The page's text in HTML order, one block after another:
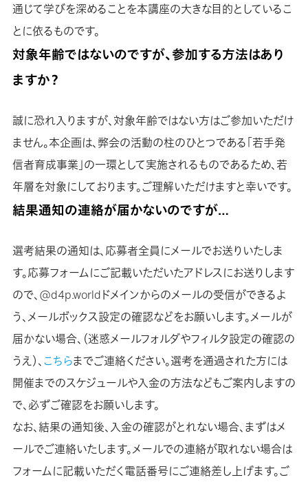
通じて学びを深めることを本講座の大きな目的としているこ
とに依るものです。
対象年齢ではないのですが、参加する方法はあり
ますか？
誠に恐れ入りますが、対象年齢ではない方はご参加いただけ
ません。本企画は、弊会の活動の柱のひとつである「若手発
信者育成事業」の一環として実施されるものであるため、若
年層を対象にしております。ご理解いただけますと幸いです。
結果通知の連絡が届かないのですが…
選考結果の通知は、応募者全員にメールでお送りいたしま
す。応募フォームにご記載いただいたアドレスにお送りします
ので、@d4p.worldドメインからのメールの受信ができるよ
う、メールボックス設定の確認などをお願いします。メールが
届かない場合、（迷惑メールフォルダやフィルタ設定の確認の
うえ）、こちらまでご連絡ください。選考を通過された方には
開催までのスケジュールや入金の方法などもご案内しますの
で、必ずご確認をお願いします。
なお、結果の通知後、入金の確認がとれない場合、まずはメ
ールでご連絡いたします。メールでの連絡が取れない場合は
フォームに記載いただく電話番号にご連絡差し上げます。ご